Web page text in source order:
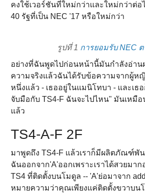
คงใช้เวอร์ชันที่ใหม่กว่าและใหม่กว่าต่
40 รัฐที่เป็น NEC '17 หรือใหม่กว่า
รูปที่ 1 การยอมรับ NEC
อย่างที่ฉันพูดไปก่อนหน้านี้มันกําลังอ่าน
ความจริงแล้วฉันได้รับข้อความจากผู้ห
หนึ่งแล้ว - เธออยู่ในแมนิโทบา - และเธ
จับมือกับ TS4-F ฉันจะไปไหน" มันเหมื
แล้ว
TS4-A-F 2F
มาพูดถึง TS4-F แล้วเราก็มีผลิตภัณฑ์พั
ฉันออกจาก'A'ออกเพราะเราได้สวยมา
TS4 ที่ติดตั้งบนโมดูล -- 'A'ย่อมาจาก
หมายความว่าคุณเพียงแค่ติดตั้งขวาบนโ